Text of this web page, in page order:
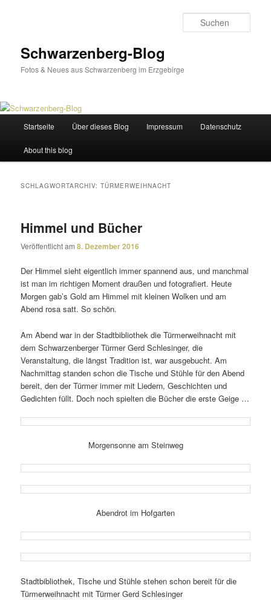
Schwarzenberg-Blog
Fotos & Neues aus Schwarzenberg im Erzgebirge
Startseite Über dieses Blog Impressum Datenschutz
About this blog
SCHLAGWORTARCHIV:TÜRMERWEIHNACHT
Himmel und Bücher
Veröffentlicht am8. Dezember 2016
Der Himmel sieht eigent­lich immer span­nend aus, und manchmal
ist man im rich­tigen Moment draußen und foto­gra­fiert. Heute
Morgen gab’s Gold am Himmel mit kleinen Wolken und am
Abend rosa satt. So schön.
Am Abend war in der Stadtbibliothek die Türmerweihnacht mit
dem Schwarzenberger Türmer Gerd Schlesinger, die
Veranstaltung, die längst Tradition ist, war ausge­bucht. Am
Nachmittag standen schon die Tische und Stühle für den Abend
bereit, den der Türmer immer mit Liedern, Geschichten und
Gedichten füllt. Doch noch spielten die Bücher die erste Geige …
Morgensonne am Steinweg
Abendrot im Hofgarten
Stadtbibliothek, Tische und Stühle stehen schon bereit für die
Türmerweihnacht mit Türmer Gerd Schlesinger